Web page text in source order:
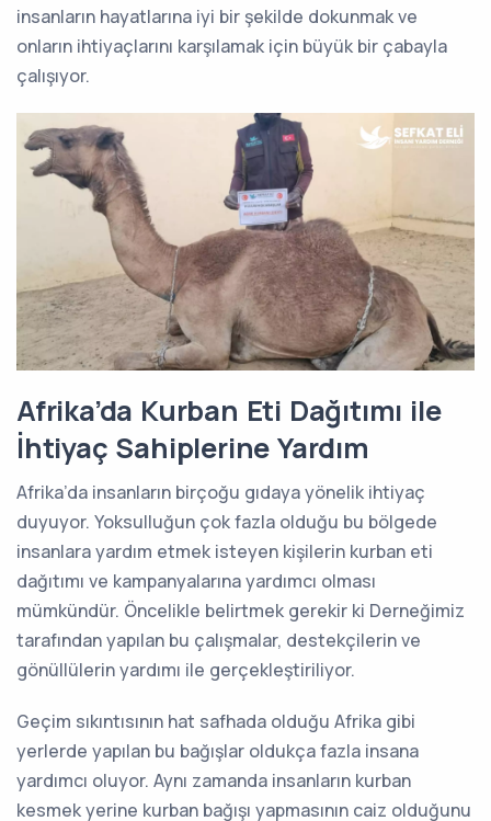
insanların hayatlarına iyi bir şekilde dokunmak ve
onların ihtiyaçlarını karşılamak için büyük bir çabayla
çalışıyor.
Afrika’da Kurban Eti Dağıtımı ile
İhtiyaç Sahiplerine Yardım
Afrika’da insanların birçoğu gıdaya yönelik ihtiyaç
duyuyor. Yoksulluğun çok fazla olduğu bu bölgede
insanlara yardım etmek isteyen kişilerin kurban eti
dağıtımı ve kampanyalarına yardımcı olması
mümkündür. Öncelikle belirtmek gerekir ki Derneğimiz
tarafından yapılan bu çalışmalar, destekçilerin ve
gönüllülerin yardımı ile gerçekleştiriliyor.
Geçim sıkıntısının hat safhada olduğu Afrika gibi
yerlerde yapılan bu bağışlar oldukça fazla insana
yardımcı oluyor. Aynı zamanda insanların kurban
kesmek yerine kurban bağışı yapmasının caiz olduğunu